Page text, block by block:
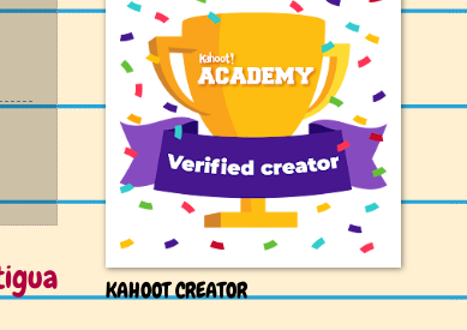
KAHOOT CREATOR